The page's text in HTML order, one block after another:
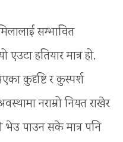
सम्भावित
हतियार मात्र हो,
कुदृष्टि र कुस्पर्श
नराम्रो नियत राखेर
पाउन सके मात्र पनि